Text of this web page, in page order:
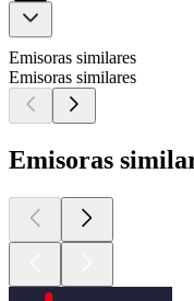
Emisoras similares
Emisoras similares
Emisoras